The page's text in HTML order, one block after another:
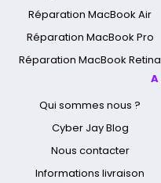
Réparation MacBook Air
Réparation MacBook Pro
Réparation MacBook Retina
Qui sommes nous ?
Cyber Jay Blog
Nous contacter
Informations livraison